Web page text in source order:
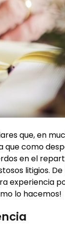
que, en
que como
en el
litigios.
experiencia
lo hacemos!